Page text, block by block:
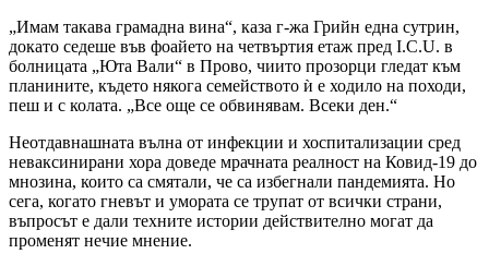
„Имам такава грамадна вина“, каза г-жа Грийн една сутрин,
докато седеше във фоайето на четвъртия етаж пред I.C.U. в
болницата „Юта Вали“ в Прово, чиито прозорци гледат към
планините, където някога семейството ѝ е ходило на походи,
пеш и с колата. „Все още се обвинявам. Всеки ден.“
Неотдавнашната вълна от инфекции и хоспитализации сред
неваксинирани хора доведе мрачната реалност на Ковид-19 до
мнозина, които са смятали, че са избегнали пандемията. Но
сега, когато гневът и умората се трупат от всички страни,
въпросът е дали техните истории действително могат да
променят нечие мнение.